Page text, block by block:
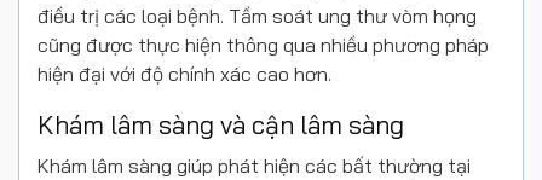
điều trị các loại bệnh. Tầm soát ung thư vòm họng
cũng được thực hiện thông qua nhiều phương pháp
hiện đại với độ chính xác cao hơn.
Khám lâm sàng và cận lâm sàng
Khám lâm sàng giúp phát hiện các bất thường tại